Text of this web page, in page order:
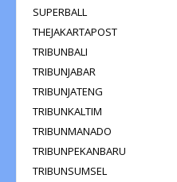
SUPERBALL
THEJAKARTAPOST
TRIBUNBALI
TRIBUNJABAR
TRIBUNJATENG
TRIBUNKALTIM
TRIBUNMANADO
TRIBUNPEKANBARU
TRIBUNSUMSEL